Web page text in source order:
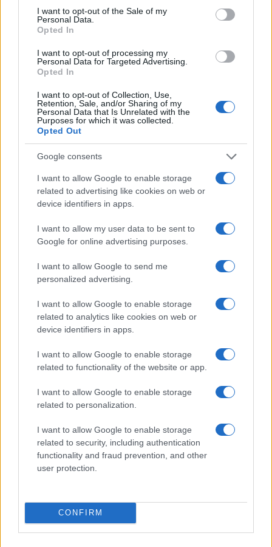
consent section.
I want to opt-out of the Sale of my
Personal Data.
Opted In
I want to opt-out of processing my
Personal Data for Targeted Advertising.
Opted In
I want to opt-out of Collection, Use,
Retention, Sale, and/or Sharing of my
Personal Data that Is Unrelated with the
Purposes for which it was collected.
Opted Out
Google consents
I want to allow Google to enable storage
related to advertising like cookies on web or
device identifiers in apps.
I want to allow my user data to be sent to
Google for online advertising purposes.
I want to allow Google to send me
personalized advertising.
I want to allow Google to enable storage
related to analytics like cookies on web or
device identifiers in apps.
I want to allow Google to enable storage
related to functionality of the website or app.
I want to allow Google to enable storage
related to personalization.
I want to allow Google to enable storage
related to security, including authentication
functionality and fraud prevention, and other
user protection.
CONFIRM
Continua a leggere
Crollo a Pistunina: vigili del fuoco al lavoro per trovare
i superstiti